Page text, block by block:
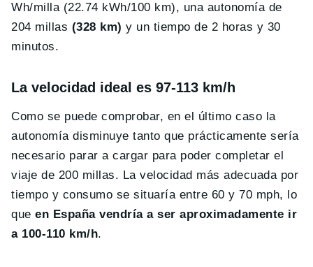
Wh/milla (22.74 kWh/100 km), una autonomía de
204 millas (328 km) y un tiempo de 2 horas y 30
minutos.
La velocidad ideal es 97-113 km/h
Como se puede comprobar, en el último caso la
autonomía disminuye tanto que prácticamente sería
necesario parar a cargar para poder completar el
viaje de 200 millas. La velocidad más adecuada por
tiempo y consumo se situaría entre 60 y 70 mph, lo
que en España vendría a ser aproximadamente ir
a 100-110 km/h.